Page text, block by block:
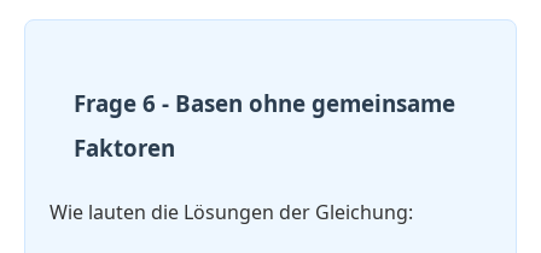
Frage 6 - Basen ohne gemeinsame
Faktoren
Wie lauten die Lösungen der Gleichung: